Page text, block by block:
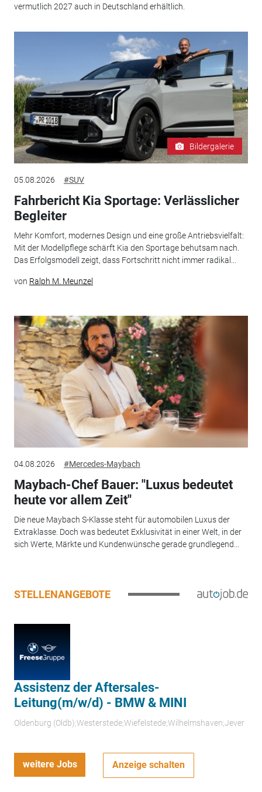
vermutlich 2027 auch in Deutschland erhältlich.
Bildergalerie
05.08.2026 #SUV
Fahrbericht Kia Sportage: Verlässlicher
Begleiter
Mehr Komfort, modernes Design und eine große Antriebsvielfalt:
Mit der Modellpflege schärft Kia den Sportage behutsam nach.
Das Erfolgsmodell zeigt, dass Fortschritt nicht immer radikal...
von Ralph M. Meunzel
04.08.2026 #Mercedes-Maybach
Maybach-Chef Bauer: "Luxus bedeutet
heute vor allem Zeit"
Die neue Maybach S-Klasse steht für automobilen Luxus der
Extraklasse. Doch was bedeutet Exklusivität in einer Welt, in der
sich Werte, Märkte und Kundenwünsche gerade grundlegend...
STELLENANGEBOTE
Assistenz der Aftersales-
Leitung(m/w/d) - BMW & MINI
Oldenburg (Oldb);Westerstede;Wiefelstede;Wilhelmshaven;Jever
weitere Jobs Anzeige schalten